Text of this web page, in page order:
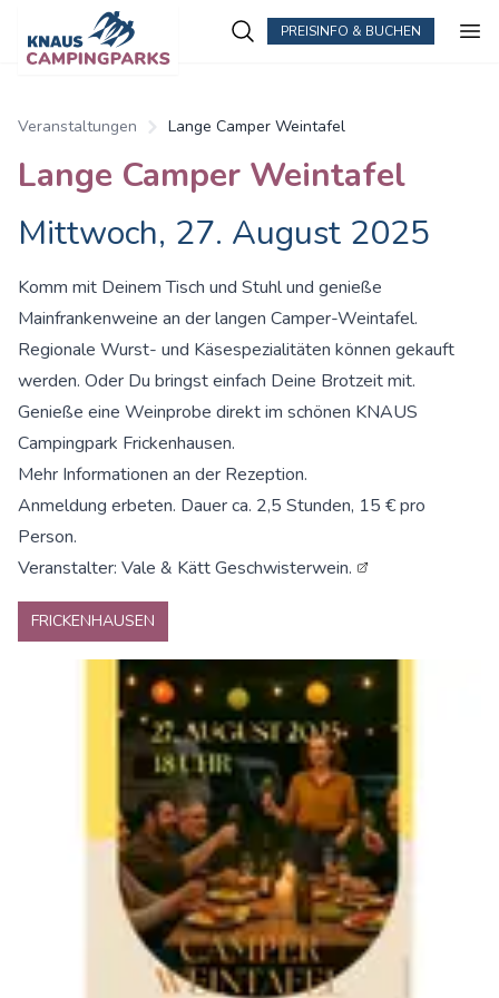
PREISINFO & BUCHEN
Veranstaltungen Lange Camper Weintafel
Lange Camper Weintafel
Mittwoch, 27. August 2025
Komm mit Deinem Tisch und Stuhl und genieße
Mainfrankenweine an der langen Camper-Weintafel.
Regionale Wurst- und Käsespezialitäten können gekauft
werden. Oder Du bringst einfach Deine Brotzeit mit.
Genieße eine Weinprobe direkt im schönen KNAUS
Campingpark Frickenhausen.
Mehr Informationen an der Rezeption.
Anmeldung erbeten. Dauer ca. 2,5 Stunden, 15 € pro
Person.
Veranstalter: Vale & Kätt Geschwisterwein.
FRICKENHAUSEN